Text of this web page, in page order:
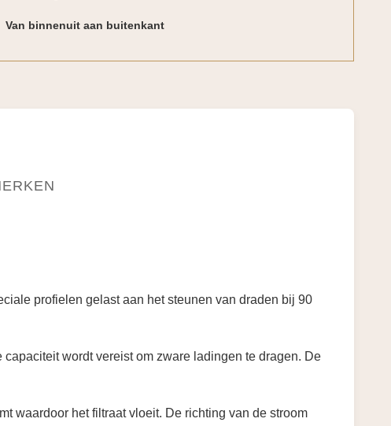
Van binnenuit aan buitenkant
profielen gelast aan het steunen van draden bij 90
wordt vereist om zware ladingen te dragen. De
waardoor het filtraat vloeit. De richting van de stroom